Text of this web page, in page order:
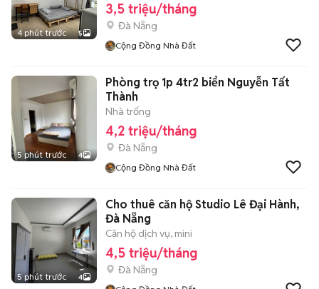
4 phút trước 5
3,5 triệu/tháng
Đà Nẵng
Cộng Đồng Nhà Đất
5 phút trước 4
Phòng trọ 1p 4tr2 biển Nguyễn Tất
Thành
Nhà trống
4,2 triệu/tháng
Đà Nẵng
Cộng Đồng Nhà Đất
5 phút trước 4
Cho thuê căn hộ Studio Lê Đại Hành,
Đà Nẵng
Căn hộ dịch vụ, mini
4,5 triệu/tháng
Đà Nẵng